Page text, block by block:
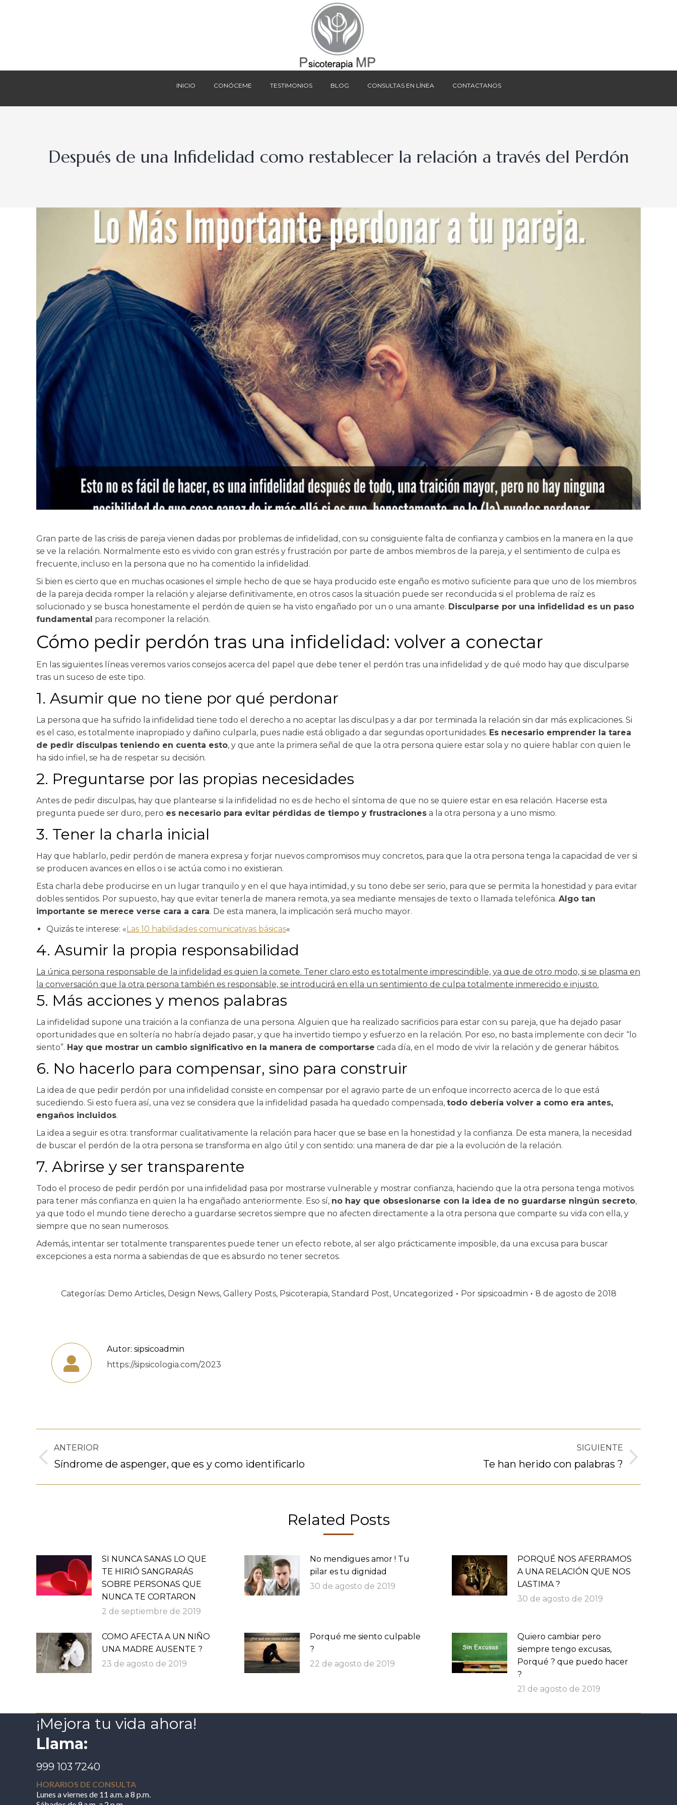
INICIO CONÓCEME TESTIMONIOS BLOG CONSULTAS EN LÍNEA CONTACTANOS
Después de una Infidelidad como restablecer la relación a través del Perdón
Gran parte de las crisis de pareja vienen dadas por problemas de infidelidad, con su consiguiente falta de confianza y cambios en la manera en la que
se ve la relación. Normalmente esto es vivido con gran estrés y frustración por parte de ambos miembros de la pareja, y el sentimiento de culpa es
frecuente, incluso en la persona que no ha comentido la infidelidad.
Si bien es cierto que en muchas ocasiones el simple hecho de que se haya producido este engaño es motivo suficiente para que uno de los miembros
de la pareja decida romper la relación y alejarse definitivamente, en otros casos la situación puede ser reconducida si el problema de raíz es
solucionado y se busca honestamente el perdón de quien se ha visto engañado por un o una amante. Disculparse por una infidelidad es un paso
fundamental para recomponer la relación.
Cómo pedir perdón tras una infidelidad: volver a conectar
En las siguientes líneas veremos varios consejos acerca del papel que debe tener el perdón tras una infidelidad y de qué modo hay que disculparse
tras un suceso de este tipo.
1. Asumir que no tiene por qué perdonar
La persona que ha sufrido la infidelidad tiene todo el derecho a no aceptar las disculpas y a dar por terminada la relación sin dar más explicaciones. Si
es el caso, es totalmente inapropiado y dañino culparla, pues nadie está obligado a dar segundas oportunidades. Es necesario emprender la tarea
de pedir disculpas teniendo en cuenta esto, y que ante la primera señal de que la otra persona quiere estar sola y no quiere hablar con quien le
ha sido infiel, se ha de respetar su decisión.
2. Preguntarse por las propias necesidades
Antes de pedir disculpas, hay que plantearse si la infidelidad no es de hecho el síntoma de que no se quiere estar en esa relación. Hacerse esta
pregunta puede ser duro, pero es necesario para evitar pérdidas de tiempo y frustraciones a la otra persona y a uno mismo.
3. Tener la charla inicial
Hay que hablarlo, pedir perdón de manera expresa y forjar nuevos compromisos muy concretos, para que la otra persona tenga la capacidad de ver si
se producen avances en ellos o i se actúa como i no existieran.
Esta charla debe producirse en un lugar tranquilo y en el que haya intimidad, y su tono debe ser serio, para que se permita la honestidad y para evitar
dobles sentidos. Por supuesto, hay que evitar tenerla de manera remota, ya sea mediante mensajes de texto o llamada telefónica. Algo tan
importante se merece verse cara a cara. De esta manera, la implicación será mucho mayor.
Quizás te interese: «Las 10 habilidades comunicativas básicas«
4. Asumir la propia responsabilidad
La única persona responsable de la infidelidad es quien la comete. Tener claro esto es totalmente imprescindible, ya que de otro modo, si se plasma en
la conversación que la otra persona también es responsable, se introducirá en ella un sentimiento de culpa totalmente inmerecido e injusto.
5. Más acciones y menos palabras
La infidelidad supone una traición a la confianza de una persona. Alguien que ha realizado sacrificios para estar con su pareja, que ha dejado pasar
oportunidades que en soltería no habría dejado pasar, y que ha invertido tiempo y esfuerzo en la relación. Por eso, no basta implemente con decir “lo
siento”. Hay que mostrar un cambio significativo en la manera de comportarse cada día, en el modo de vivir la relación y de generar hábitos.
6. No hacerlo para compensar, sino para construir
La idea de que pedir perdón por una infidelidad consiste en compensar por el agravio parte de un enfoque incorrecto acerca de lo que está
sucediendo. Si esto fuera así, una vez se considera que la infidelidad pasada ha quedado compensada, todo debería volver a como era antes,
engaños incluidos.
La idea a seguir es otra: transformar cualitativamente la relación para hacer que se base en la honestidad y la confianza. De esta manera, la necesidad
de buscar el perdón de la otra persona se transforma en algo útil y con sentido: una manera de dar pie a la evolución de la relación.
7. Abrirse y ser transparente
Todo el proceso de pedir perdón por una infidelidad pasa por mostrarse vulnerable y mostrar confianza, haciendo que la otra persona tenga motivos
para tener más confianza en quien la ha engañado anteriormente. Eso sí, no hay que obsesionarse con la idea de no guardarse ningún secreto,
ya que todo el mundo tiene derecho a guardarse secretos siempre que no afecten directamente a la otra persona que comparte su vida con ella, y
siempre que no sean numerosos.
Además, intentar ser totalmente transparentes puede tener un efecto rebote, al ser algo prácticamente imposible, da una excusa para buscar
excepciones a esta norma a sabiendas de que es absurdo no tener secretos.
Categorías: Demo Articles, Design News, Gallery Posts, Psicoterapia, Standard Post, Uncategorized Por sipsicoadmin 8 de agosto de 2018
Autor: sipsicoadmin
https://sipsicologia.com/2023
Navegación
entre
publicaciones
ANTERIOR
Publicación
Síndrome de aspenger, que es y como identificarlo
SIGUIENTE
Te han herido con palabras ?
Related Posts
SI NUNCA SANAS LO QUE
TE HIRIÓ SANGRARÁS
SOBRE PERSONAS QUE
NUNCA TE CORTARON
2 de septiembre de 2019
No mendigues amor ! Tu
pilar es tu dignidad
30 de agosto de 2019
PORQUÉ NOS AFERRAMOS
A UNA RELACIÓN QUE NOS
LASTIMA ?
30 de agosto de 2019
COMO AFECTA A UN NIÑO
UNA MADRE AUSENTE ?
23 de agosto de 2019
Porqué me siento culpable
?
22 de agosto de 2019
Quiero cambiar pero
siempre tengo excusas,
Porqué ? que puedo hacer
?
21 de agosto de 2019
¡Mejora tu vida ahora!
Llama:
999 103 7240
HORARIOS DE CONSULTA
Lunes a viernes de 11 a.m. a 8 p.m.
BLOG